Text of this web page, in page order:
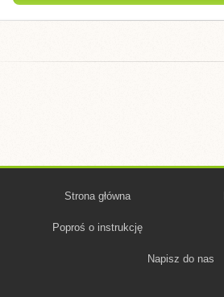
Strona główna
Poproś o instrukcję
Napisz do nas